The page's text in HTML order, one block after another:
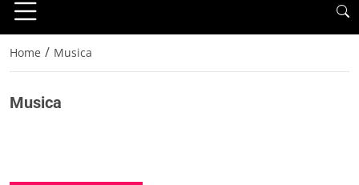
Home / Musica
Musica